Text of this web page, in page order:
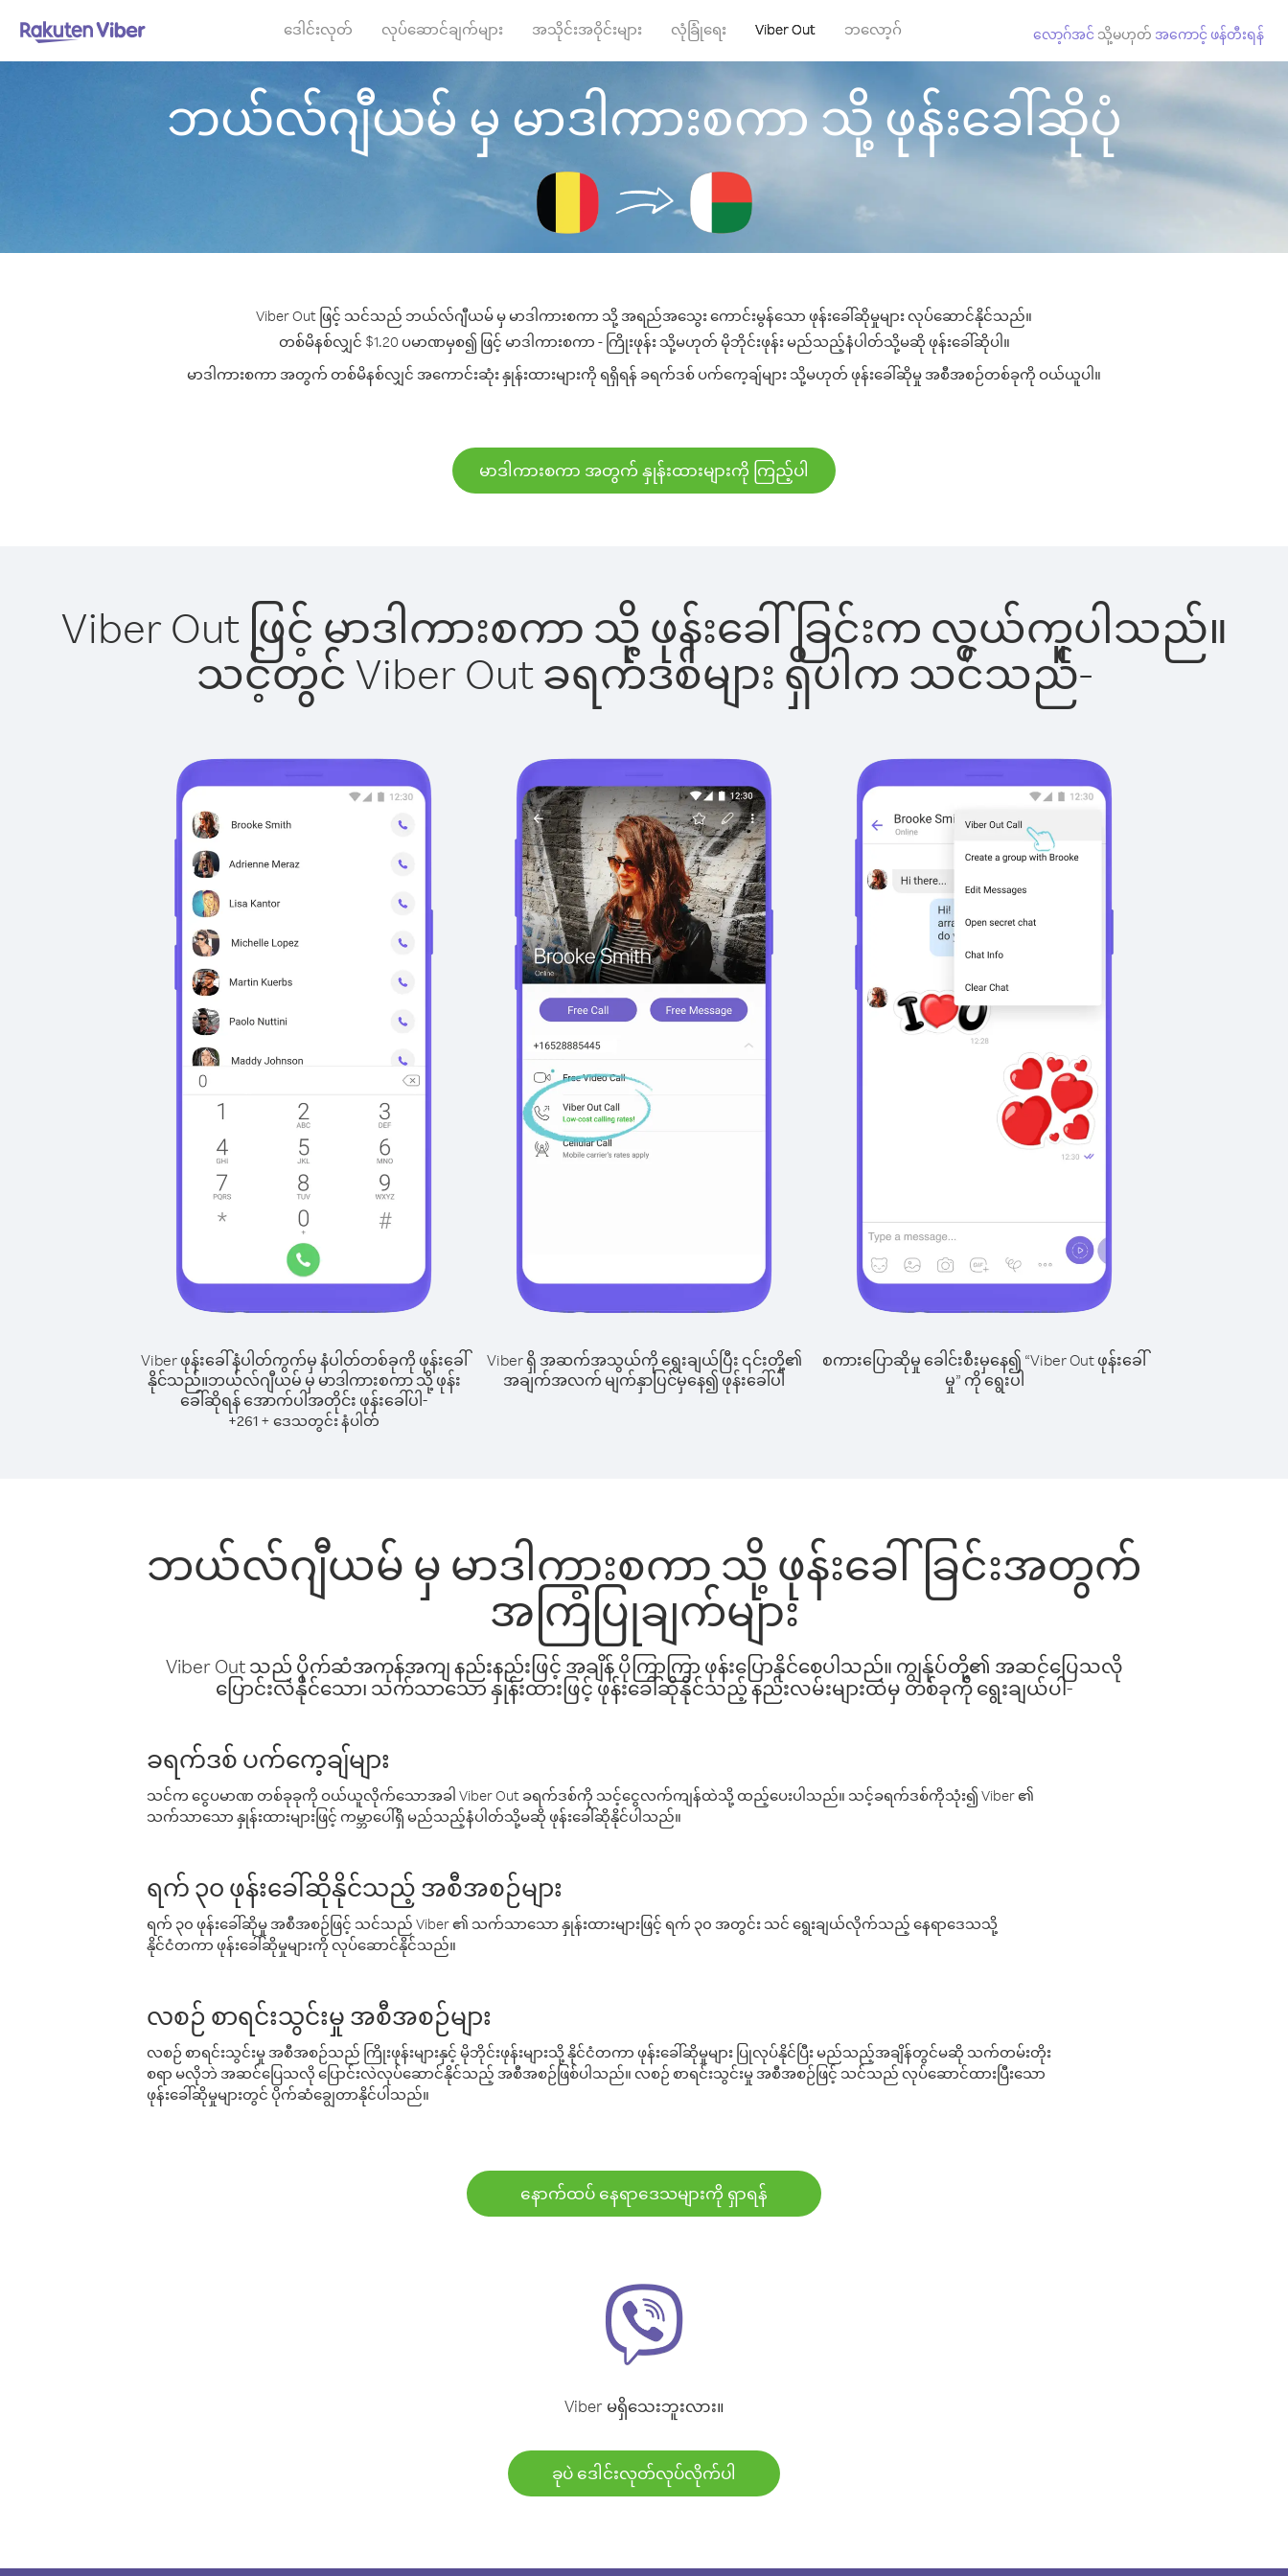
ဒေါင်းလုတ် လုပ်ဆောင်ချက်များ အသိုင်းအဝိုင်းများ လုံခြုံရေး Viber Out ဘလော့ဂ် လော့ဂ်အင် သို့မဟုတ် အကောင့် ဖန်တီးရန်
ဘယ်လ်ဂျီယမ် မှ မာဒါကားစကာ သို့ ဖုန်းခေါ်ဆိုပုံ
Viber Out ဖြင့် သင်သည် ဘယ်လ်ဂျီယမ် မှ မာဒါကားစကာ သို့ အရည်အသွေး ကောင်းမွန်သော ဖုန်းခေါ်ဆိုမှုများ လုပ်ဆောင်နိုင်သည်။
တစ်မိနစ်လျှင် $1.20 ပမာဏမှစ၍ ဖြင့် မာဒါကားစကာ - ကြိုးဖုန်း သို့မဟုတ် မိုဘိုင်းဖုန်း မည်သည့်နံပါတ်သို့မဆို ဖုန်းခေါ်ဆိုပါ။
မာဒါကားစကာ အတွက် တစ်မိနစ်လျှင် အကောင်းဆုံး နှုန်းထားများကို ရရှိရန် ခရက်ဒစ် ပက်ကေ့ချ်များ သို့မဟုတ် ဖုန်းခေါ်ဆိုမှု အစီအစဉ်တစ်ခုကို ဝယ်ယူပါ။
မာဒါကားစကာ အတွက် နှုန်းထားများကို ကြည့်ပါ
Viber Out ဖြင့် မာဒါကားစကာ သို့ ဖုန်းခေါ်ခြင်းက လွယ်ကူပါသည်။
သင့်တွင် Viber Out ခရက်ဒစ်များ ရှိပါက သင်သည်-
Viber ဖုန်းခေါ်နံပါတ်ကွက်မှ နံပါတ်တစ်ခုကို ဖုန်းခေါ်
နိုင်သည်။ဘယ်လ်ဂျီယမ် မှ မာဒါကားစကာ သို့ ဖုန်း
ခေါ်ဆိုရန် အောက်ပါအတိုင်း ဖုန်းခေါ်ပါ-
+261 + ဒေသတွင်း နံပါတ်
Viber ရှိ အဆက်အသွယ်ကို ရွေးချယ်ပြီး ၎င်းတို့၏
အချက်အလက် မျက်နှာပြင်မှနေ၍ ဖုန်းခေါ်ပါ
စကားပြောဆိုမှု ခေါင်းစီးမှနေ၍ “Viber Out ဖုန်းခေါ်
မှု” ကို ရွေးပါ
ဘယ်လ်ဂျီယမ် မှ မာဒါကားစကာ သို့ ဖုန်းခေါ်ခြင်းအတွက်
အကြံပြုချက်များ
Viber Out သည် ပိုက်ဆံအကုန်အကျ နည်းနည်းဖြင့် အချိန် ပိုကြာကြာ ဖုန်းပြောနိုင်စေပါသည်။ ကျွန်ုပ်တို့၏ အဆင်ပြေသလို
ပြောင်းလဲနိုင်သော၊ သက်သာသော နှုန်းထားဖြင့် ဖုန်းခေါ်ဆိုနိုင်သည့် နည်းလမ်းများထဲမှ တစ်ခုကို ရွေးချယ်ပါ-
ခရက်ဒစ် ပက်ကေ့ချ်များ
သင်က ငွေပမာဏ တစ်ခုခုကို ဝယ်ယူလိုက်သောအခါ Viber Out ခရက်ဒစ်ကို သင့်ငွေလက်ကျန်ထဲသို့ ထည့်ပေးပါသည်။ သင့်ခရက်ဒစ်ကိုသုံး၍ Viber ၏
သက်သာသော နှုန်းထားများဖြင့် ကမ္ဘာပေါ်ရှိ မည်သည့်နံပါတ်သို့မဆို ဖုန်းခေါ်ဆိုနိုင်ပါသည်။
ရက် ၃၀ ဖုန်းခေါ်ဆိုနိုင်သည့် အစီအစဉ်များ
ရက် ၃၀ ဖုန်းခေါ်ဆိုမှု အစီအစဉ်ဖြင့် သင်သည် Viber ၏ သက်သာသော နှုန်းထားများဖြင့် ရက် ၃၀ အတွင်း သင် ရွေးချယ်လိုက်သည့် နေရာဒေသသို့
နိုင်ငံတကာ ဖုန်းခေါ်ဆိုမှုများကို လုပ်ဆောင်နိုင်သည်။
လစဉ် စာရင်းသွင်းမှု အစီအစဉ်များ
လစဉ် စာရင်းသွင်းမှု အစီအစဉ်သည် ကြိုးဖုန်းများနှင့် မိုဘိုင်းဖုန်းများသို့ နိုင်ငံတကာ ဖုန်းခေါ်ဆိုမှုများ ပြုလုပ်နိုင်ပြီး မည်သည့်အချိန်တွင်မဆို သက်တမ်းတိုး
စရာ မလိုဘဲ အဆင်ပြေသလို ပြောင်းလဲလုပ်ဆောင်နိုင်သည့် အစီအစဉ်ဖြစ်ပါသည်။ လစဉ် စာရင်းသွင်းမှု အစီအစဉ်ဖြင့် သင်သည် လုပ်ဆောင်ထားပြီးသော
ဖုန်းခေါ်ဆိုမှုများတွင် ပိုက်ဆံချွေတာနိုင်ပါသည်။
နောက်ထပ် နေရာဒေသများကို ရှာရန်
Viber မရှိသေးဘူးလား။
ခုပဲ ဒေါင်းလုတ်လုပ်လိုက်ပါ